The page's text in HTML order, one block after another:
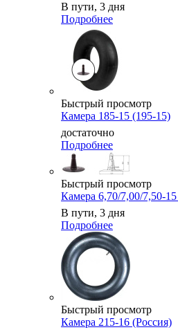
В пути, 3 дня
Подробнее
Быстрый просмотр
Камера 185-15 (195-15)
достаточно
Подробнее
Быстрый просмотр
Камера 6,70/7,00/7,50-
В пути, 3 дня
Подробнее
Быстрый просмотр
Камера 215-16 (Россия)